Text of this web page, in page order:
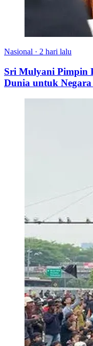
Nasional · 2 hari lalu
Sri Mulyani Pimpin
Dunia untuk